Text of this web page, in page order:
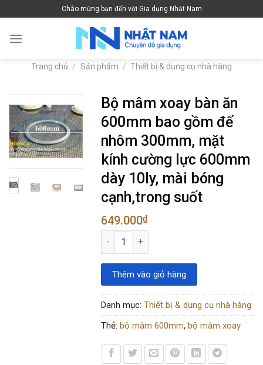
to
content
Chào mừng bạn đến với Gia dụng Nhật Nam
Trang chủ / Sản phẩm / Thiết bị & dụng cụ nhà hàng
Bộ mâm xoay bàn ăn
600mm bao gồm đế
nhôm 300mm, mặt
kính cường lực 600mm
dày 10ly, mài bóng
cạnh,trong suốt
649.000₫
Bộ mâm xoay bàn ăn 600mm bao gồm
Thêm vào giỏ hàng
Danh mục: Thiết bị & dụng cụ nhà hàng
Thẻ: bộ mâm 600mm, bộ mâm xoay